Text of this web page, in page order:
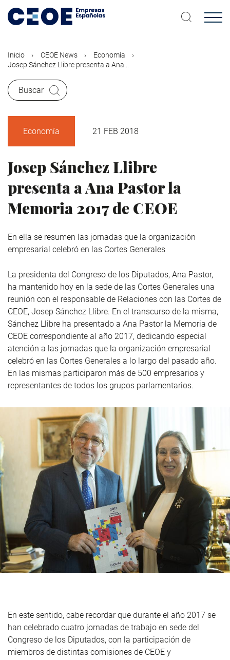
contenido
Inicio CEOE News
Economía
Josep Sánchez Llibre presenta a Ana...
Buscar
Economía 21 FEB 2018
Josep Sánchez Llibre
presenta a Ana Pastor la
Memoria 2017 de CEOE
En ella se resumen las jornadas que la organización
empresarial celebró en las Cortes Generales
La presidenta del Congreso de los Diputados, Ana Pastor,
ha mantenido hoy en la sede de las Cortes Generales una
reunión con el responsable de Relaciones con las Cortes de
CEOE, Josep Sánchez Llibre. En el transcurso de la misma,
Sánchez Llibre ha presentado a Ana Pastor la Memoria de
CEOE correspondiente al año 2017, dedicando especial
atención a las jornadas que la organización empresarial
celebró en las Cortes Generales a lo largo del pasado año.
En las mismas participaron más de 500 empresarios y
representantes de todos los grupos parlamentarios.
En este sentido, cabe recordar que durante el año 2017 se
han celebrado cuatro jornadas de trabajo en sede del
Congreso de los Diputados, con la participación de
miembros de distintas comisiones de CEOE y